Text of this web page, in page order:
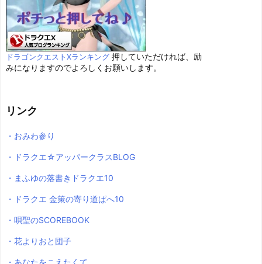
ドラゴンクエストXランキング 押していただければ、励
みになりますのでよろしくお願いします。
リンク
・おみわ参り
・ドラクエ☆アッパークラスBLOG
・まふゆの落書きドラクエ10
・ドラクエ 金策の寄り道ぱへ10
・唄聖のSCOREBOOK
・花よりおと団子